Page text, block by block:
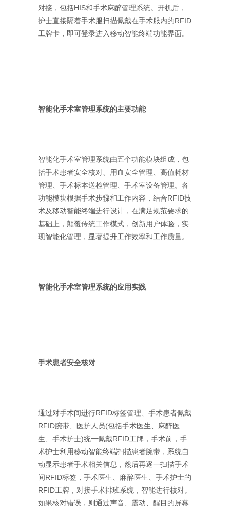
对接，包括HIS和手术麻醉管理系统。开机后，
护士直接隔着手术服扫描佩戴在手术服内的RFID
工牌卡，即可登录进入移动智能终端功能界面。
智能化手术室管理系统的主要功能
智能化手术室管理系统由五个功能模块组成，包
括手术患者安全核对、用血安全管理、高值耗材
管理、手术标本送检管理、手术室设备管理。各
功能模块根据手术步骤和工作内容，结合RFID技
术及移动智能终端进行设计，在满足规范要求的
基础上，颠覆传统工作模式，创新用户体验，实
现智能化管理，显著提升工作效率和工作质量。
智能化手术室管理系统的应用实践
手术患者安全核对
通过对手术间进行RFID标签管理、手术患者佩戴
RFID腕带、医护人员(包括手术医生、麻醉医
生、手术护士)统一佩戴RFID工牌，手术前，手
术护士利用移动智能终端扫描患者腕带，系统自
动显示患者手术相关信息，然后再逐一扫描手术
间RFID标签，手术医生、麻醉医生、手术护士的
RFID工牌，对接手术排班系统，智能进行核对。
如果核对错误，则通过声音、震动、醒目的屏幕